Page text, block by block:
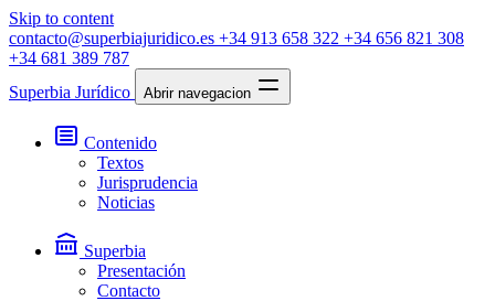
Skip to content
contacto@superbiajuridico.es +34 913 658 322 +34 656 821 308
+34 681 389 787
Superbia Jurídico
Abrir navegacion
Contenido
Textos
Jurisprudencia
Noticias
Superbia
Presentación
Contacto